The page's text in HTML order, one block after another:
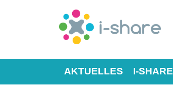
AKTUELLES I-SHARE